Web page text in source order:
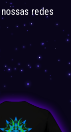
redes